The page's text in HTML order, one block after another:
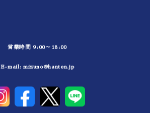
営業時間 9:00～18:00
E-mail: mizuno@hanten.jp